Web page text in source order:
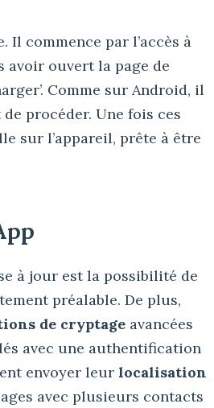
commence par l’accès à
avoir ouvert la page de
Comme sur Android, il
procéder. Une fois ces
sur l’appareil, prête à être
à jour est la possibilité de
préalable. De plus,
de cryptage avancées
avec une authentification
envoyer leur localisation
avec plusieurs contacts